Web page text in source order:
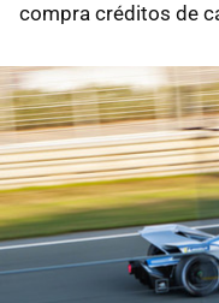
compra créditos de